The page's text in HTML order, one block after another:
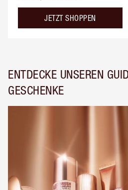
JETZT SHOPPEN
ENTDECKE UNSEREN
GESCHENKE